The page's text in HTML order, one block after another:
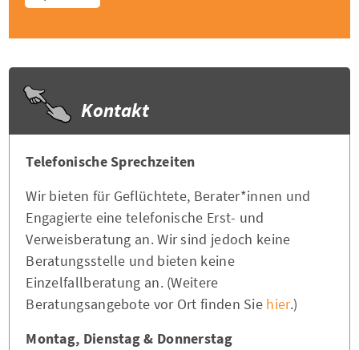
Kontakt
Telefonische Sprechzeiten
Wir bieten für Geflüchtete, Berater*innen und
Engagierte eine telefonische Erst- und
Verweisberatung an. Wir sind jedoch keine
Beratungsstelle und bieten keine
Einzelfallberatung an. (Weitere
Beratungsangebote vor Ort finden Sie hier.)
Montag, Dienstag & Donnerstag